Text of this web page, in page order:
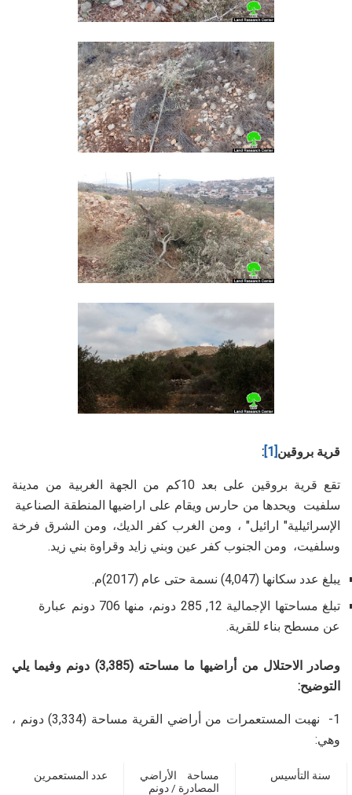
قرية بروقين[1]
:
تقع قرية بروقين على بعد 10كم من الجهة الغربية من مدينة
سلفيت ويحدها من حارس ويقام على اراضيها المنطقة الصناعية
الإسرائيلية" ارائيل" ، ومن الغرب كفر الديك، ومن الشرق فرخة
وسلفيت، ومن الجنوب كفر عين وبني زايد وقراوة بني زيد.
يبلغ عدد سكانها (4,047) نسمة حتى عام (2017)م.
تبلغ مساحتها الإجمالية 12, 285 دونم، منها 706 دونم عبارة
عن مسطح بناء للقرية.
وصادر الاحتلال من أراضيها ما مساحته (3,385) دونم وفيما يلي
التوضيح:
1- نهبت المستعمرات من أراضي القرية مساحة (3,334) دونم ،
وهي:
سنة التأسيس
مساحة الأراضي
المصادرة / دونم
عدد المستعمرين